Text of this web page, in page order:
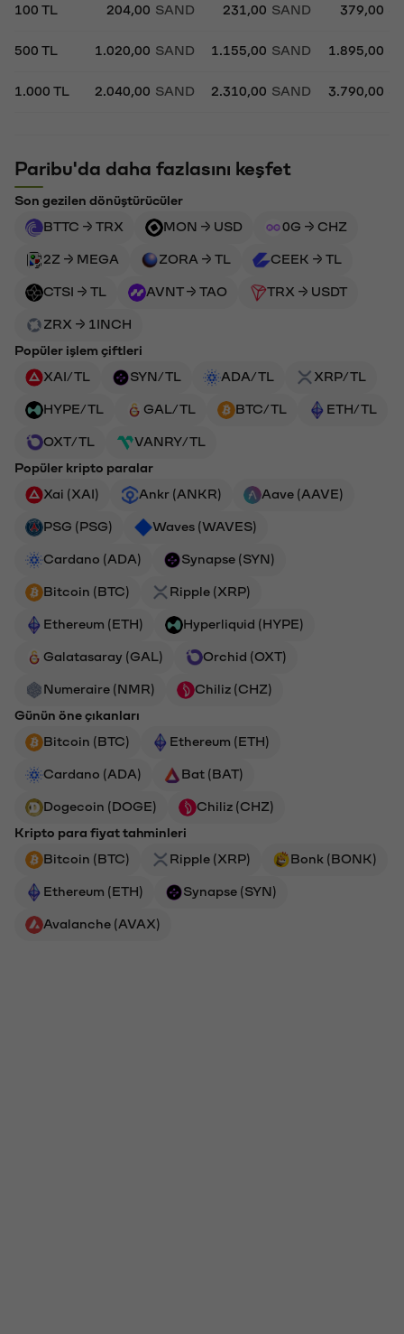
100 TL 204,00 SAND 231,00 SAND 379,00
500 TL 1.020,00 SAND 1.155,00 SAND 1.895,00
1.000 TL 2.040,00 SAND 2.310,00 SAND 3.790,00
Paribu'da daha fazlasını keşfet
Son gezilen dönüştürücüler
BTTC → TRX
MON → USD 0G → CHZ
2Z → MEGA ZORA → TL CEEK → TL
CTSI → TL AVNT → TAO TRX → USDT
ZRX → 1INCH
Popüler işlem çiftleri
XAI/TL
SYN/TL ADA/TL XRP/TL
HYPE/TL GAL/TL BTC/TL ETH/TL
OXT/TL
VANRY/TL
Popüler kripto paralar
Xai (XAI)
Ankr (ANKR) Aave (AAVE)
PSG (PSG) Waves (WAVES)
Cardano (ADA) Synapse (SYN)
Bitcoin (BTC) Ripple (XRP)
Ethereum (ETH) Hyperliquid (HYPE)
Galatasaray (GAL) Orchid (OXT)
Numeraire (NMR)
Chiliz (CHZ)
Günün öne çıkanları
Bitcoin (BTC)
Ethereum (ETH)
Cardano (ADA) Bat (BAT)
Dogecoin (DOGE)
Chiliz (CHZ)
Kripto para fiyat tahminleri
Bitcoin (BTC)
Ripple (XRP) Bonk (BONK)
Ethereum (ETH) Synapse (SYN)
Avalanche (AVAX)